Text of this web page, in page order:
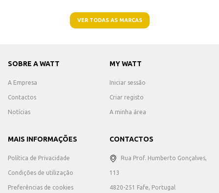
VER TODAS AS MARCAS
SOBRE A WATT
A Empresa
Contactos
Notícias
MY WATT
Iniciar sessão
Criar registo
A minha área
MAIS INFORMAÇÕES
Política de Privacidade
Condições de utilização
Preferências de cookies
CONTACTOS
Rua Prof. Humberto Gonçalves,
113
4820-251 Fafe, Portugal